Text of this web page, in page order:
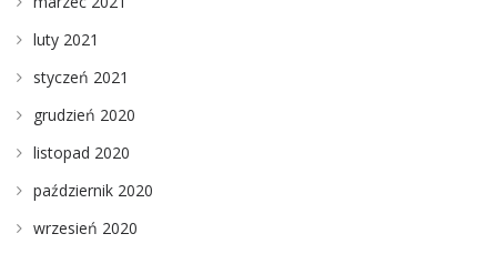
luty 2021
styczeń 2021
grudzień 2020
listopad 2020
październik 2020
wrzesień 2020